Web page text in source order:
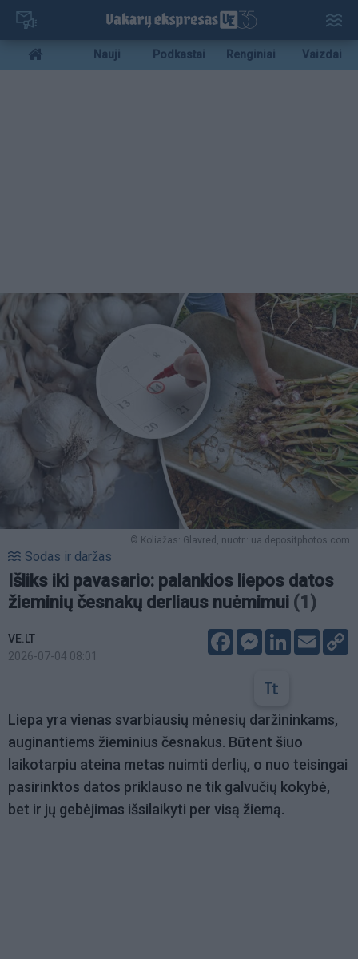
Pereiti
pagrindinį
turinį
Mobile
menu
Nauji Podkastai Renginiai Vaizdai
© Koliažas: Glavred, nuotr.: ua.depositphotos.com
Sodas ir daržas
Išliks iki pavasario: palankios liepos datos
žieminių česnakų derliaus nuėmimui (1)
VE.LT
2026-07-04 08:01
FacebookMessenger
LinkedIn
Email
Liepa yra vienas svarbiausių mėnesių daržininkams,
auginantiems žieminius česnakus. Būtent šiuo
laikotarpiu ateina metas nuimti derlių, o nuo teisingai
pasirinktos datos priklauso ne tik galvučių kokybė,
bet ir jų gebėjimas išsilaikyti per visą žiemą.